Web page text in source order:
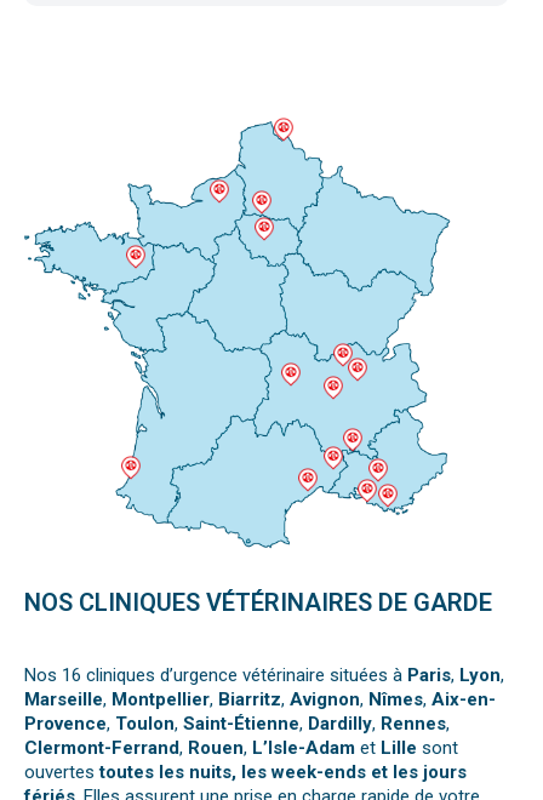
NOS CLINIQUES VÉTÉRINAIRES DE GARDE
Nos 16 cliniques d’urgence vétérinaire situées à Paris, Lyon,
Marseille, Montpellier, Biarritz, Avignon, Nîmes, Aix-en-
Provence, Toulon, Saint-Étienne, Dardilly, Rennes,
Clermont-Ferrand, Rouen, L’Isle-Adam et Lille sont
ouvertestoutes les nuits, les week-ends et les jours